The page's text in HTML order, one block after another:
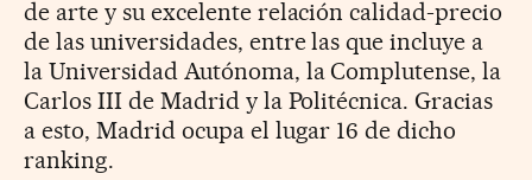
de arte y su excelente relación calidad-precio
de las universidades, entre las que incluye a
la Universidad Autónoma, la Complutense, la
Carlos III de Madrid y la Politécnica. Gracias
a esto, Madrid ocupa el lugar 16 de dicho
ranking.